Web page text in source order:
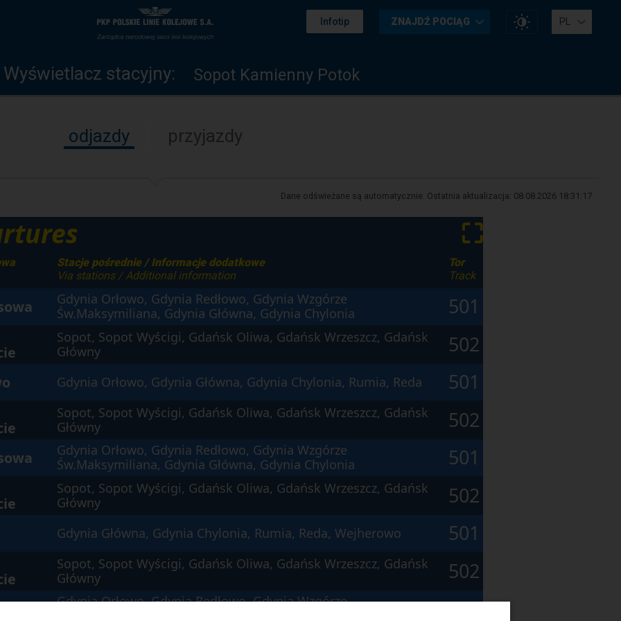
Infotip ZNAJDŹ POCIĄG
Zmień
kontrast
PL
Wyświetlacz
stacyjny
Strona
główna
Wyświetlacz stacyjny: Sopot Kamienny Potok
odjazdy przyjazdy
Dane odświeżane są automatycznie. Ostatnia aktualizacja: 08.08.2026 18:31:17
⛶
Stacje pośrednie / Informacje dodatkowe
Via stations / Additional information
Tor
Track
Gdynia Orłowo, Gdynia Redłowo, Gdynia Wzgórze
Św.Maksymiliana, Gdynia Główna, Gdynia Chylonia
501
Sopot, Sopot Wyścigi, Gdańsk Oliwa, Gdańsk Wrzeszcz, Gdańsk
Główny
502
Gdynia Orłowo, Gdynia Główna, Gdynia Chylonia, Rumia, Reda
501
Sopot, Sopot Wyścigi, Gdańsk Oliwa, Gdańsk Wrzeszcz, Gdańsk
Główny
502
Gdynia Orłowo, Gdynia Redłowo, Gdynia Wzgórze
Św.Maksymiliana, Gdynia Główna, Gdynia Chylonia
501
Sopot, Sopot Wyścigi, Gdańsk Oliwa, Gdańsk Wrzeszcz, Gdańsk
Główny
502
Gdynia Główna, Gdynia Chylonia, Rumia, Reda, Wejherowo
501
Sopot, Sopot Wyścigi, Gdańsk Oliwa, Gdańsk Wrzeszcz, Gdańsk
Główny
502
Gdynia Orłowo, Gdynia Redłowo, Gdynia Wzgórze
501